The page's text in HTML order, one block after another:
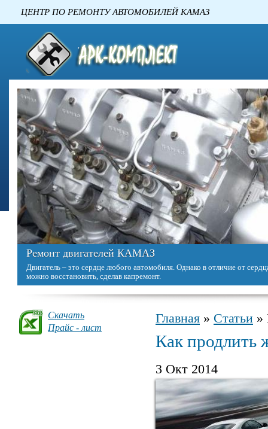
ЦЕНТР ПО РЕМОНТУ
Ремонт двигателей КАМАЗ
Двигатель – это сердце любого автомобиля. Однако в отличие от
можно восстановить, сделав капремонт.
Скачать
Прайс - лист
Вы здесь
Главная » Статьи »
Как продлить
3 Окт 2014